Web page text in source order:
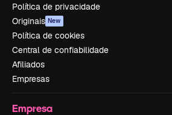
Política de privacidade
Originais New
Política de cookies
Central de confiabilidade
Afiliados
Empresas
Empresa